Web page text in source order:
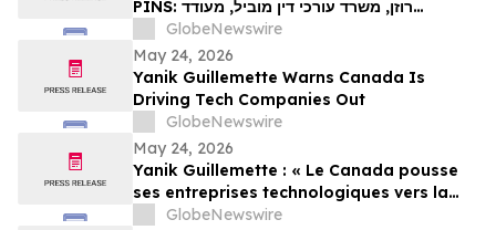
PINS: רוזן, משרד עורכי דין מוביל, מעודד
משקיעים ב-Pinterest, Inc עם הפסדים של יותר
מ-100 אלף דולר לקבל ייעוץ משפטי לפני המועד
החשוב ב-29 במאי בתביעה ייצוגית לניירות ערך –
PIN…
GlobeNewswire
May 24, 2026
Yanik Guillemette Warns Canada Is
Driving Tech Companies Out
GlobeNewswire
May 24, 2026
Yanik Guillemette : « Le Canada pousse
ses entreprises technologiques vers la
sortie »GlobeNewswire